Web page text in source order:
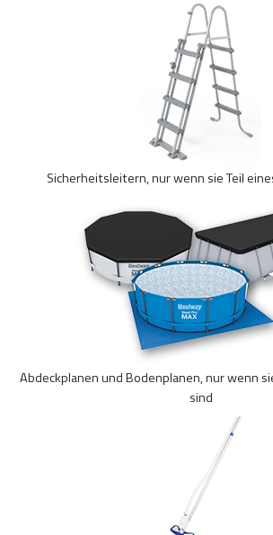
Sicherheitsleitern, nur wenn sie Teil
Abdeckplanen und Bodenplanen, nur wenn
sind